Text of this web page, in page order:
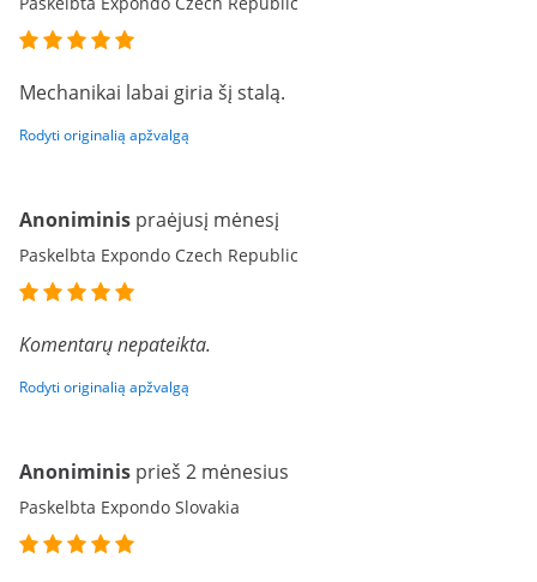
Mechanikai labai giria šį stalą.
Rodyti originalią apžvalgą
Anoniminis praėjusį mėnesį
Paskelbta Expondo Czech Republic
Komentarų nepateikta.
Rodyti originalią apžvalgą
Anoniminis prieš 2 mėnesius
Paskelbta Expondo Slovakia